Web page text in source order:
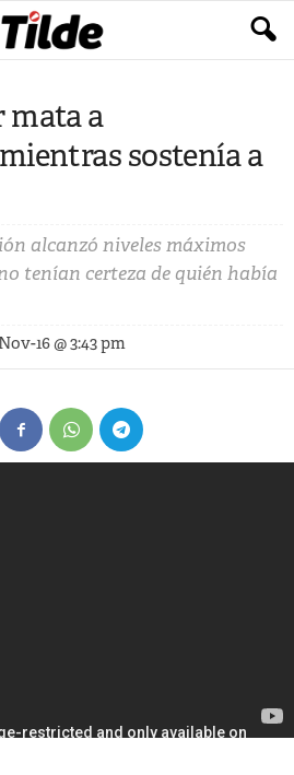
mata a
sostenía a
alcanzó niveles máximos
tenían certeza de quién había
16 @ 3:43 pm